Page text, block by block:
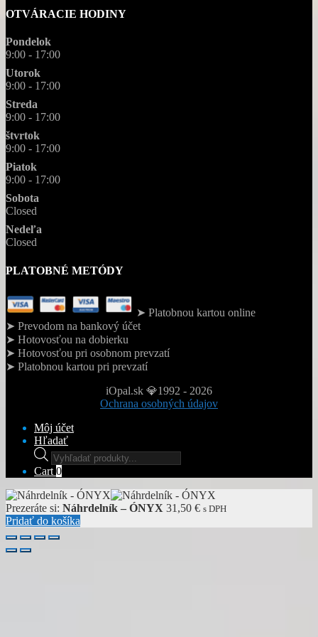
OTVÁRACIE HODINY
Pondelok
9:00 - 17:00
Utorok
9:00 - 17:00
Streda
9:00 - 17:00
štvrtok
9:00 - 17:00
Piatok
9:00 - 17:00
Sobota
Closed
Nedeľa
Closed
PLATOBNÉ METÓDY
➤ Platobnou kartou online
➤ Prevodom na bankový účet
➤ Hotovosťou na dobierku
➤ Hotovosťou pri osobnom prevzatí
➤ Platobnou kartou pri prevzatí
iOpal.sk 💎1992 - 2026
Ochrana osobných údajov
Môj účet
Hľadať
Products
search
Cart 0
Prezeráte si: Náhrdelník – ÓNYX 31,50 € s DPH
Pridať do košíka